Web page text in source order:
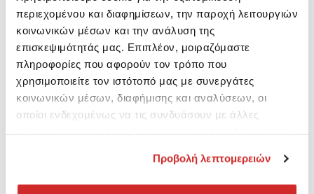
περιεχομένου και διαφημίσεων, την παροχή λειτουργιών
κοινωνικών μέσων και την ανάλυση της
επισκεψιμότητάς μας. Επιπλέον, μοιραζόμαστε
πληροφορίες που αφορούν τον τρόπο που
χρησιμοποιείτε τον ιστότοπό μας με συνεργάτες
κοινωνικών μέσων, διαφήμισης και αναλύσεων, οι
οποίοι ενδεχομένως να τις συνδυάσουν με άλλες
Προβολή λεπτομερειών